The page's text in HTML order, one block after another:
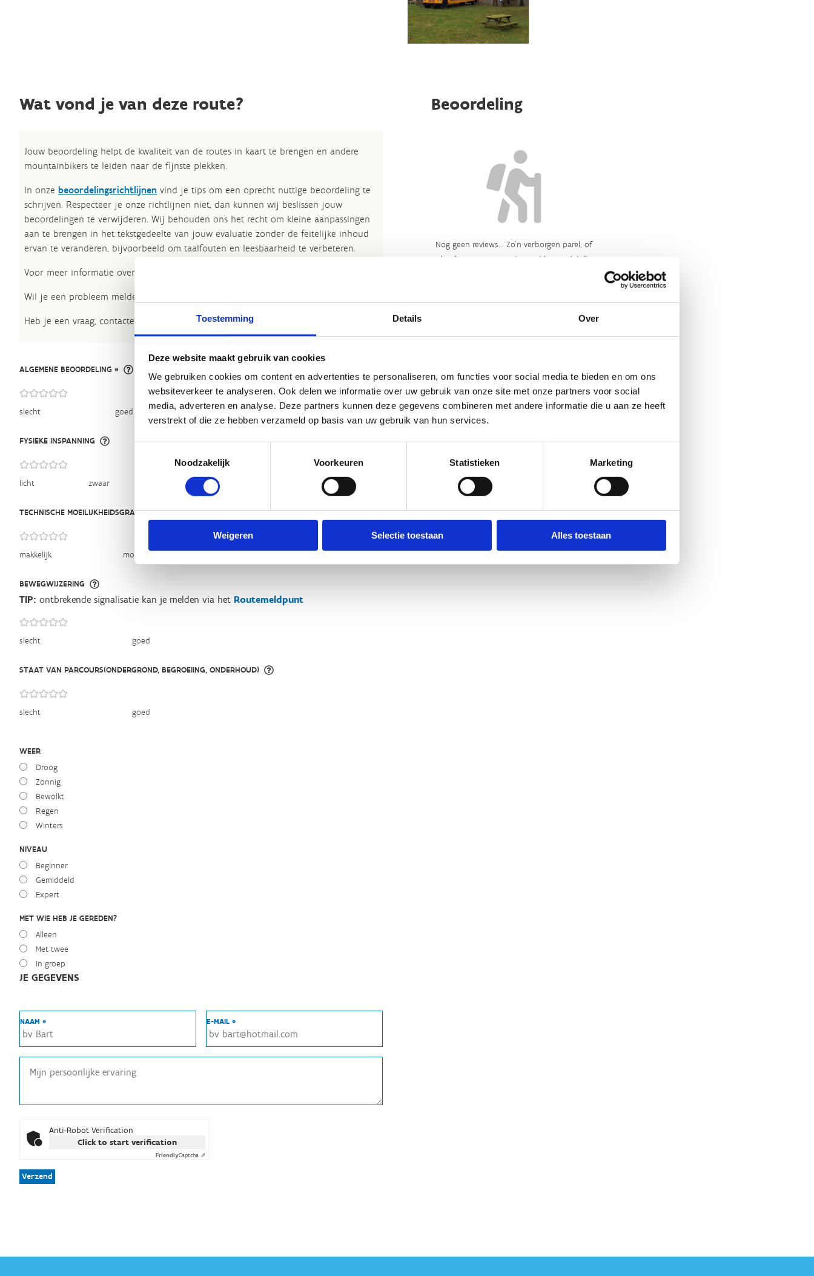
Toestemming Details Over
Deze website maakt gebruik van cookies
We gebruiken cookies om content en advertenties te personaliseren, om functies voor social media te bieden en om ons
websiteverkeer te analyseren. Ook delen we informatie over uw gebruik van onze site met onze partners voor social
media, adverteren en analyse. Deze partners kunnen deze gegevens combineren met andere informatie die u aan ze heeft
verstrekt of die ze hebben verzameld op basis van uw gebruik van hun services.
Noodzakelijk
Voorkeuren Statistieken Marketing
Weigeren Selectie toestaan Alles toestaan
Wat vond je van deze route?
Jouw beoordeling helpt de kwaliteit van de routes in kaart te brengen en andere
mountainbikers te leiden naar de fijnste plekken.
In onze beoordelingsrichtlijnen vind je tips om een oprecht nuttige beoordeling te
schrijven. Respecteer je onze richtlijnen niet, dan kunnen wij beslissen jouw
beoordelingen te verwijderen. Wij behouden ons het recht om kleine aanpassingen
aan te brengen in het tekstgedeelte van jouw evaluatie zonder de feitelijke inhoud
ervan te veranderen, bijvoorbeeld om taalfouten en leesbaarheid te verbeteren.​
Voor meer informatie over onze routestructuren, neem een kijkje bij de
Wil je een probleem melden op een route? Ga dan naar het
Heb je een vraag, contacteer ons via sportievevrijetijd@sport.vlaanderen
ALGEMENE BEOORDELING *
slecht goed
FYSIEKE INSPANNING
licht zwaar
TECHNISCHE MOEILIJKHEIDSGRAAD
makkelijk moeilijk
BEWEGWIJZERING
slecht goed
TIP: ontbrekende signalisatie kan je melden via het Routemeldpunt
STAAT VAN PARCOURS(ONDERGROND, BEGROEIING, ONDERHOUD)
slecht goed
WEER
Droog
Zonnig
Bewolkt
Regen
Winters
NIVEAU
Beginner
Gemiddeld
Expert
MET WIE HEB JE GEREDEN?
Alleen
Met twee
In groep
JE GEGEVENS
NAAM * E-MAIL *
Anti-Robot Verification
Click to start verification
FriendlyCaptcha ⇗
Verzend
Beoordeling
Nog geen reviews... Zo’n verborgen parel, of
heeft gewoon nog niemand ‘m ontdekt?